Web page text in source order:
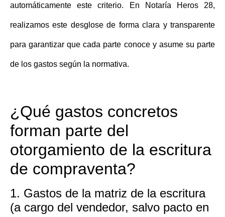
automáticamente este criterio. En Notaría Heros 28,
realizamos este desglose de forma clara y transparente
para garantizar que cada parte conoce y asume su parte
de los gastos según la normativa.
¿Qué gastos concretos
forman parte del
otorgamiento de la escritura
de compraventa?
1. Gastos de la matriz de la escritura
(a cargo del vendedor, salvo pacto en